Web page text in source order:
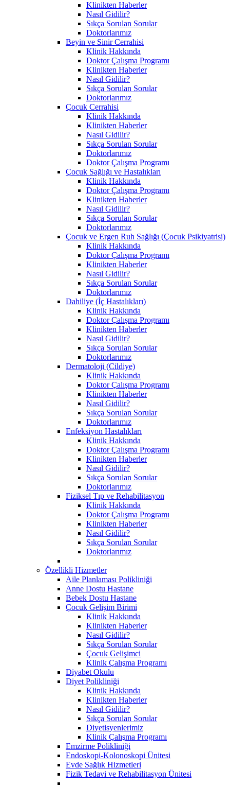
Klinikten Haberler
Nasıl Gidilir?
Sıkça Sorulan Sorular
Doktorlarımız
Beyin ve Sinir Cerrahisi
Klinik Hakkında
Doktor Çalışma Programı
Klinikten Haberler
Nasıl Gidilir?
Sıkça Sorulan Sorular
Doktorlarımız
Çocuk Cerrahisi
Klinik Hakkında
Klinikten Haberler
Nasıl Gidilir?
Sıkça Sorulan Sorular
Doktorlarımız
Doktor Çalışma Programı
Çocuk Sağlığı ve Hastalıkları
Klinik Hakkında
Doktor Çalışma Programı
Klinikten Haberler
Nasıl Gidilir?
Sıkça Sorulan Sorular
Doktorlarımız
Çocuk ve Ergen Ruh Sağlığı (Çocuk Psikiyatrisi)
Klinik Hakkında
Doktor Çalışma Programı
Klinikten Haberler
Nasıl Gidilir?
Sıkça Sorulan Sorular
Doktorlarımız
Dahiliye (İç Hastalıkları)
Klinik Hakkında
Doktor Çalışma Programı
Klinikten Haberler
Nasıl Gidilir?
Sıkça Sorulan Sorular
Doktorlarımız
Dermatoloji (Cildiye)
Klinik Hakkında
Doktor Çalışma Programı
Klinikten Haberler
Nasıl Gidilir?
Sıkça Sorulan Sorular
Doktorlarımız
Enfeksiyon Hastalıkları
Klinik Hakkında
Doktor Çalışma Programı
Klinikten Haberler
Nasıl Gidilir?
Sıkça Sorulan Sorular
Doktorlarımız
Fiziksel Tıp ve Rehabilitasyon
Klinik Hakkında
Doktor Çalışma Programı
Klinikten Haberler
Nasıl Gidilir?
Sıkça Sorulan Sorular
Doktorlarımız
Özellikli Hizmetler
Aile Planlaması Polikliniği
Anne Dostu Hastane
Bebek Dostu Hastane
Çocuk Gelişim Birimi
Klinik Hakkında
Klinikten Haberler
Nasıl Gidilir?
Sıkça Sorulan Sorular
Çocuk Gelişimci
Klinik Çalışma Programı
Diyabet Okulu
Diyet Polikliniği
Klinik Hakkında
Klinikten Haberler
Nasıl Gidilir?
Sıkça Sorulan Sorular
Diyetisyenlerimiz
Klinik Çalışma Programı
Emzirme Polikliniği
Endoskopi-Kolonoskopi Ünitesi
Evde Sağlık Hizmetleri
Fizik Tedavi ve Rehabilitasyon Ünitesi